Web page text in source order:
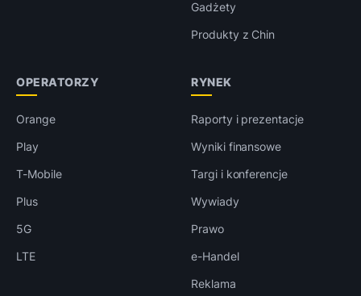
Gadżety
Produkty z Chin
OPERATORZY
Orange
Play
T-Mobile
Plus
5G
LTE
RYNEK
Raporty i prezentacje
Wyniki finansowe
Targi i konferencje
Wywiady
Prawo
e-Handel
Reklama